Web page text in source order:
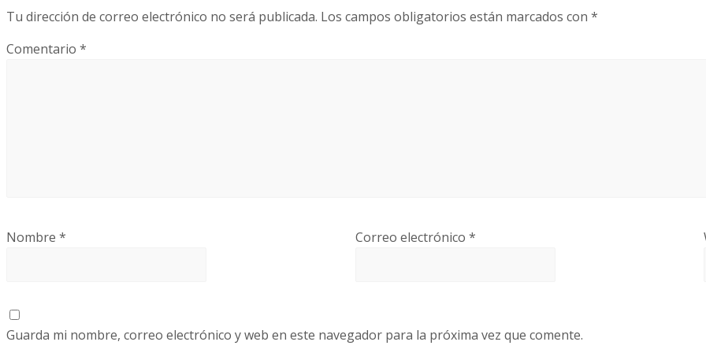
Tu dirección de correo electrónico no será publicada. Los campos obligatorios están marcados con *
Comentario *
Nombre * Correo electrónico *
Guarda mi nombre, correo electrónico y web en este navegador para la próxima vez que comente.